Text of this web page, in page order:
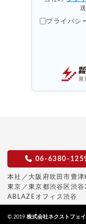
プライバシ
06-6380-
本社／大阪府吹田市豊
東京／東京都渋谷区渋
ABLAZEオフィス渋谷
© 2019 株式会社ネクストフェ